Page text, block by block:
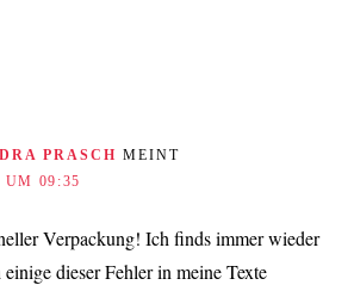
PRASCH MEINT
UM 09:35
Verpackung! Ich finds immer wieder
einige dieser Fehler in meine Texte